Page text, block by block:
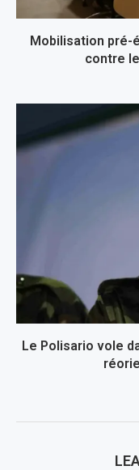
Mobilisation pré-
contre
Le Polisario vole